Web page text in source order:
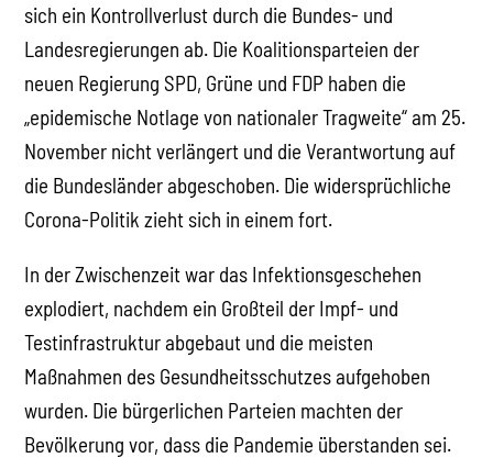
sich ein Kontrollverlust durch die Bundes- und
Landesregierungen ab. Die Koalitionsparteien der
neuen Regierung SPD, Grüne und FDP haben die
„epidemische Notlage von nationaler Tragweite“ am 25.
November nicht verlängert und die Verantwortung auf
die Bundesländer abgeschoben. Die widersprüchliche
Corona-Politik zieht sich in einem fort.
In der Zwischenzeit war das Infektionsgeschehen
explodiert, nachdem ein Großteil der Impf- und
Testinfrastruktur abgebaut und die meisten
Maßnahmen des Gesundheitsschutzes aufgehoben
wurden. Die bürgerlichen Parteien machten der
Bevölkerung vor, dass die Pandemie überstanden sei.